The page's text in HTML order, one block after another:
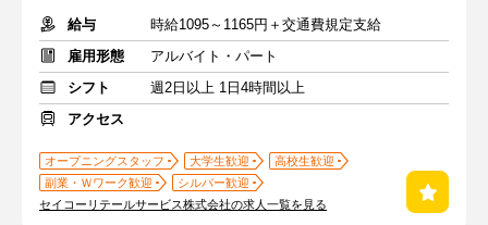
給与
時給1095～1165円＋交通費規定支給
雇用形態
アルバイト・パート
シフト
週2日以上 1日4時間以上
アクセス
オープニングスタッフ 大学生歓迎
高校生歓迎
副業・Ｗワーク歓迎
シルバー歓迎
セイコーリテールサービス株式会社の求人一覧を見る